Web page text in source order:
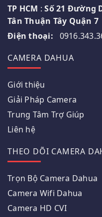
TP HCM :Số 21 Đường
Tân Thuận Tây Quận 7
Điện thoại:
CAMERA DAHUA
Giới thiệu
Giải Pháp Camera
Trung Tâm Trợ Giúp
Liên hệ
THEO DÕI CAMERA
Trọn Bộ Camera Dahua
Camera Wifi Dahua
Camera HD CVI